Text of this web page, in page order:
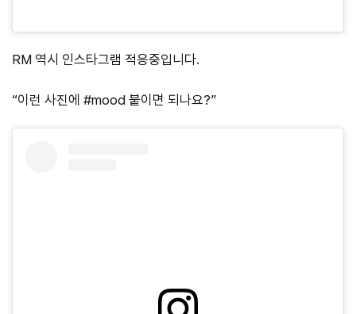
RM 역시 인스타그램 적응중입니다.
“이런 사진에 #mood 붙이면 되나요?”